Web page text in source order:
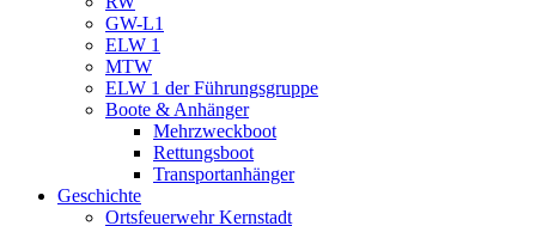
GW-L1
ELW 1
MTW
ELW 1 der Führungsgruppe
Boote & Anhänger
Mehrzweckboot
Rettungsboot
Transportanhänger
Geschichte
Ortsfeuerwehr Kernstadt